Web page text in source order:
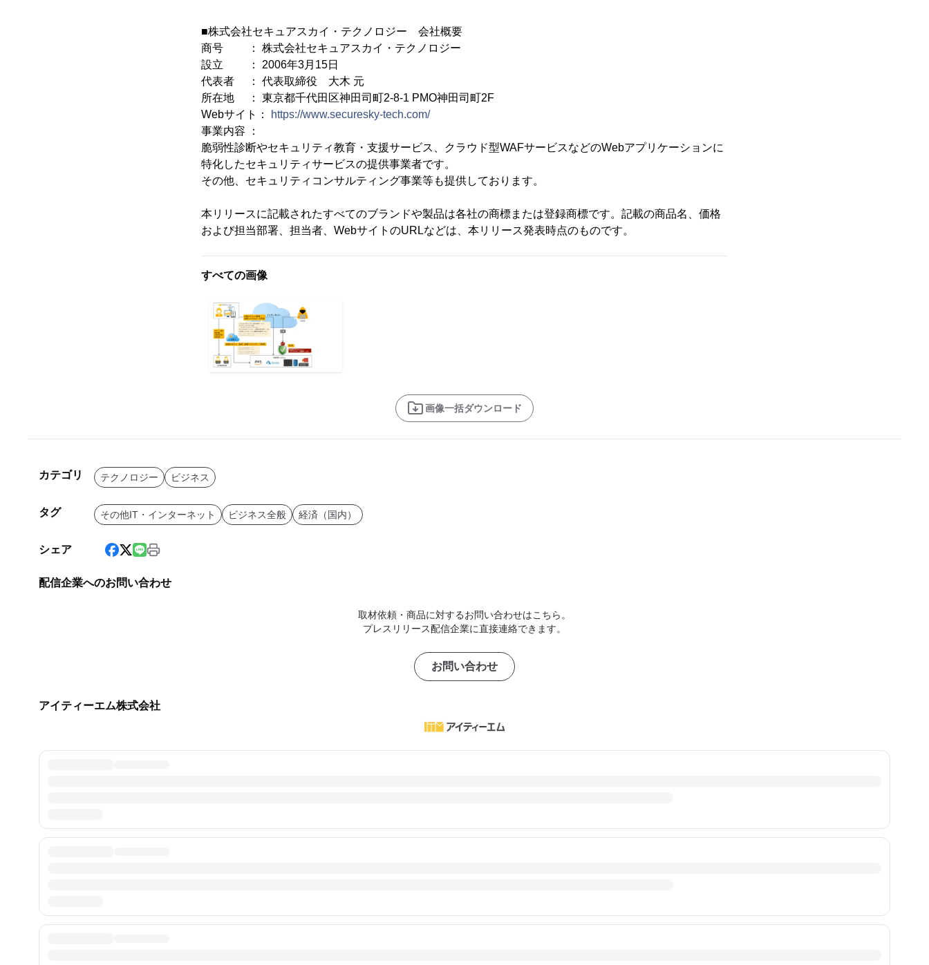
■株式会社セキュアスカイ・テクノロジー 会社概要
商号 ： 株式会社セキュアスカイ・テクノロジー
設立 ： 2006年3月15日
代表者 ： 代表取締役 大木 元
所在地 ： 東京都千代田区神田司町2-8-1 PMO神田司町2F
Webサイト：
https://www.securesky-tech.com/
事業内容 ：
脆弱性診断やセキュリティ教育・支援サービス、クラウド型WAFサービスなどのWebアプリケーションに
特化したセキュリティサービスの提供事業者です。
その他、セキュリティコンサルティング事業等も提供しております。
本リリースに記載されたすべてのブランドや製品は各社の商標または登録商標です。記載の商品名、価格
および担当部署、担当者、WebサイトのURLなどは、本リリース発表時点のものです。
すべての画像
画像一括ダウンロード
カテゴリ テクノロジー ビジネス
タグ その他IT・インターネット ビジネス全般 経済（国内）
シェア
配信企業へのお問い合わせ
取材依頼・商品に対するお問い合わせはこちら。
プレスリリース配信企業に直接連絡できます。
お問い合わせ
アイティーエム株式会社